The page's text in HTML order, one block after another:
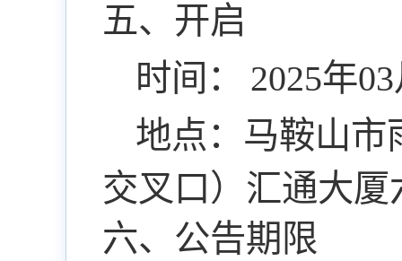
五、开启
时间：
2025年
地点：马鞍山市
交叉口）汇通大
六、公告期限